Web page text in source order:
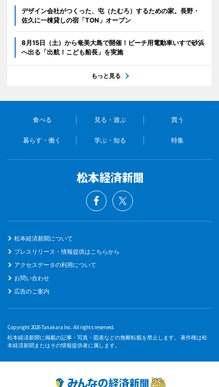
デザイン会社がつくった、屯（たむろ）するための家。長野・
佐久に一棟貸しの宿「TON」オープン
8月15日（土）から奄美大島で開催！ビーチ用電動車いすで砂浜
へ出る「出航！こども船長」を実施
もっと見る
食べる 見る・遊ぶ 買う
暮らす・働く 学ぶ・知る 特集
松本経済新聞について
プレスリリース・情報提供はこちらから
アクセスデータの利用について
お問い合わせ
広告のご案内
Copyright 2026 Tanakara Inc. All rights reserved.
松本経済新聞に掲載の記事・写真・図表などの無断転載を禁止します。 著作権は松
本経済新聞またはその情報提供者に属します。